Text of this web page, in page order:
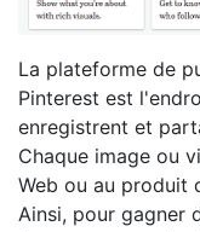
La plateforme de
Pinterest est
enregistrent et
Chaque image ou
Web ou au produit
Ainsi, pour gagner